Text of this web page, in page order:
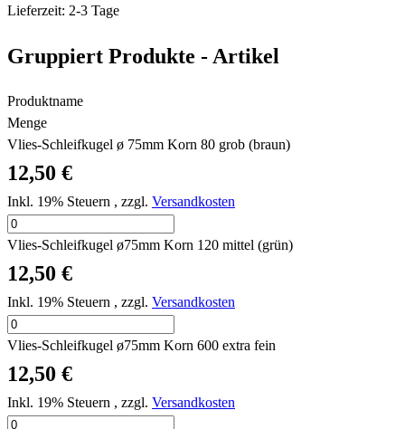
Lieferzeit: 2-3 Tage
Gruppiert Produkte - Artikel
Produktname
Menge
Vlies-Schleifkugel ø 75mm Korn 80 grob (braun)
12,50 €
Inkl. 19% Steuern , zzgl. Versandkosten
Vlies-Schleifkugel ø75mm Korn 120 mittel (grün)
12,50 €
Inkl. 19% Steuern , zzgl. Versandkosten
Vlies-Schleifkugel ø75mm Korn 600 extra fein
12,50 €
Inkl. 19% Steuern , zzgl. Versandkosten